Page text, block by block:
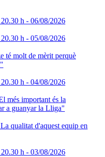
h - 06/08/2026
h - 05/08/2026
té molt de mèrit perquè
h - 04/08/2026
més important és la
a guanyar la Lliga"
qualitat d'aquest equip en
h - 03/08/2026